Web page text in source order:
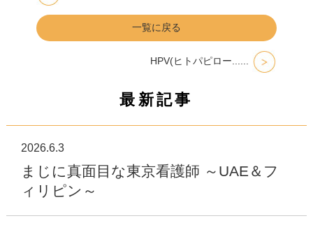
一覧に戻る
HPV(ヒトパピロー......
最新記事
2026.6.3
まじに真面目な東京看護師 ～UAE＆フ
ィリピン～